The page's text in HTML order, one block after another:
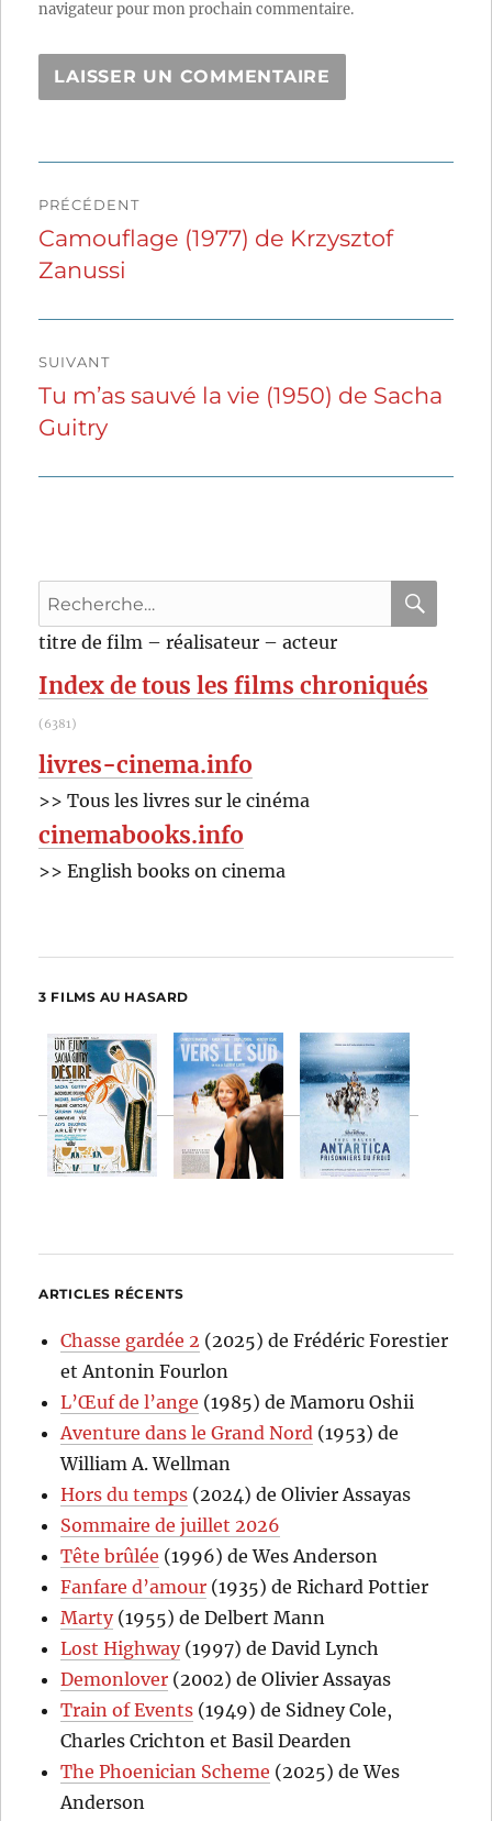
navigateur pour mon prochain commentaire.
de
l’article
PRÉCÉDENT
Publication
précédente :
Camouflage (1977) de Krzysztof
Zanussi
SUIVANT
Publication
suivante :
Tu m’as sauvé la vie (1950) de Sacha
Guitry
Recherche
pour
:
titre de film – réalisateur – acteur
Index de tous les films chroniqués
(6381)
livres-cinema.info
>> Tous les livres sur le cinéma
cinemabooks.info
>> English books on cinema
3 FILMS AU HASARD
ARTICLES RÉCENTS
Chasse gardée 2 (2025) de Frédéric Forestier
et Antonin Fourlon
L’Œuf de l’ange (1985) de Mamoru Oshii
Aventure dans le Grand Nord (1953) de
William A. Wellman
Hors du temps (2024) de Olivier Assayas
Sommaire de juillet 2026
Tête brûlée (1996) de Wes Anderson
Fanfare d’amour (1935) de Richard Pottier
Marty(1955) de Delbert Mann
Lost Highway(1997) de David Lynch
Demonlover (2002) de Olivier Assayas
Train of Events (1949) de Sidney Cole,
Charles Crichton et Basil Dearden
The Phoenician Scheme (2025) de Wes
Anderson